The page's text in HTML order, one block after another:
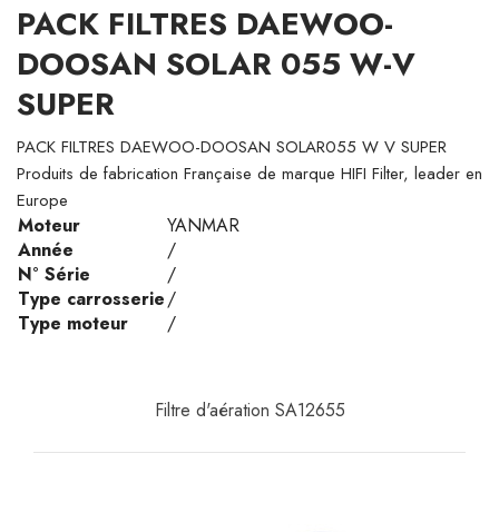
PACK FILTRES DAEWOO-
DOOSAN SOLAR 055 W-V
SUPER
PACK FILTRES DAEWOO-DOOSAN SOLAR055 W V SUPER
Produits de fabrication Française de marque HIFI Filter, leader en
Europe
Moteur
YANMAR
Année
/
N° Série
/
Type carrosserie/
Type moteur
/
Filtre d'aération SA12655